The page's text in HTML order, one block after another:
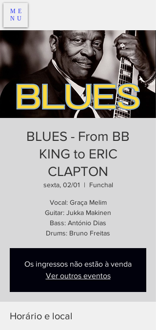
ME
NU
BLUES - From BB
KING to ERIC
CLAPTON
sexta, 02/01
  |
Funchal
Vocal: Graça Melim
Guitar: Jukka Makinen
Bass: António Dias
Drums: Bruno Freitas
Os ingressos não estão à venda
Ver outros eventos
Horário e local